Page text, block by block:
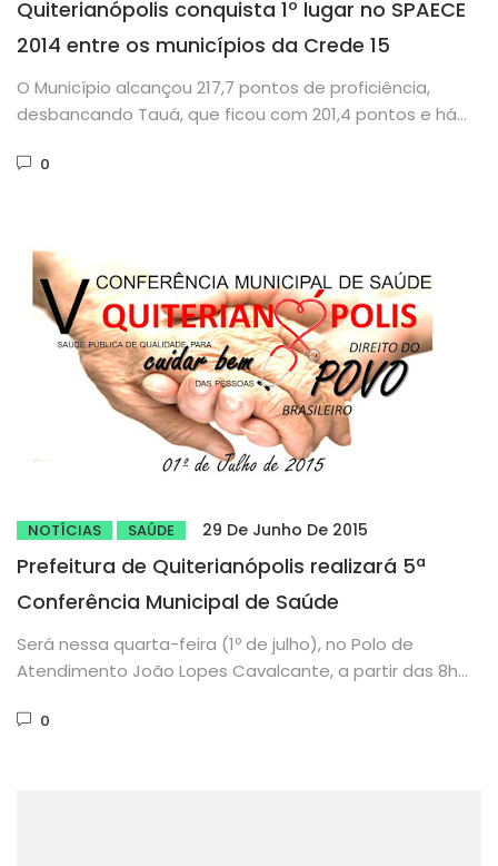
Quiterianópolis conquista 1º lugar no SPAECE
2014 entre os municípios da Crede 15
O Município alcançou 217,7 pontos de proficiência,
desbancando Tauá, que ficou com 201,4 pontos e há
0
NOTÍCIAS SAÚDE 29 De Junho De 2015
Prefeitura de Quiterianópolis realizará 5ª
Conferência Municipal de Saúde
Será nessa quarta-feira (1º de julho), no Polo de
Atendimento João Lopes Cavalcante, a partir das 8h
0